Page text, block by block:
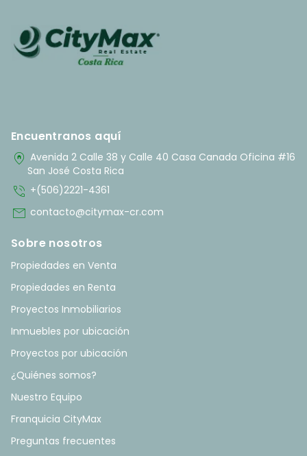
Encuentranos aquí
home_pin Avenida 2 Calle 38 y Calle 40 Casa Canada Oficina #16
San José Costa Rica
phone_in_talk +(506)2221-4361
mail contacto@citymax-cr.com
Sobre nosotros
Propiedades en Venta
Propiedades en Renta
Proyectos Inmobiliarios
Inmuebles por ubicación
Proyectos por ubicación
¿Quiénes somos?
Nuestro Equipo
Franquicia CityMax
Preguntas frecuentes